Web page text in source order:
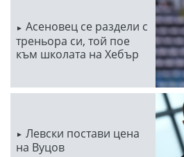
Асеновец се раздели с
треньора си, той пое
към школата на Хебър
Левски постави цена
на Вуцов